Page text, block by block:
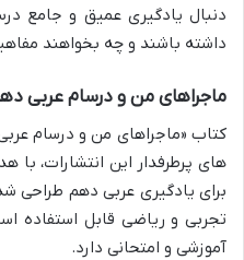
دنبال یادگیری عمیق و جامع
داشته باشند و چه بخواهند
ماجراهای من و درسام عربی
کتاب «ماجراهای من و درسام
های پرطرفدار این انتشارات، با
برای یادگیری عربی دهم طراحی
تجربی و ریاضی قابل استفاده
آموزشی و امتحانی دارد.